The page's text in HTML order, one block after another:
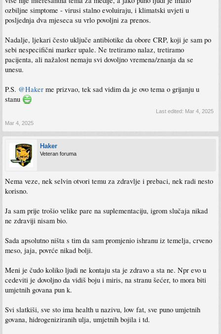
ozbiljne simptome - virusi stalno evoluiraju, i klimatski uvjeti u
posljednja dva mjeseca su vrlo povoljni za prenos.
Nadalje, ljekari često uključe antibiotike da obore CRP, koji je sam po
sebi nespecifični marker upale. Ne tretiramo nalaz, tretiramo
pacijenta, ali nažalost nemaju svi dovoljno vremena/znanja da se
unesu.
P.S. @Haker me prizvao, tek sad vidim da je ovo tema o grijanju u
stanu
Last edited: Mar 4, 2025
Mar 4, 2025
Haker
Veteran foruma
Nema veze, nek selvin otvori temu za zdravlje i prebaci, nek radi nesto
korisno.
Ja sam prije trošio velike pare na suplementaciju, igrom slučaja nikad
ne zdraviji nisam bio.
Sada apsolutno ništa s tim da sam promjenio ishranu iz temelja, crveno
meso, jaja, povrće nikad bolji.
Meni je čudo koliko ljudi ne kontaju sta je zdravo a sta ne. Npr evo u
cedeviti je dovoljno da vidiš boju i miris, na stranu šećer, to mora biti
umjetnih govana pun k.
Svi slatkiši, sve sto ima health u nazivu, low fat, sve puno umjetnih
govana, hidrogeniziranih ulja, umjetnih bojila i td.